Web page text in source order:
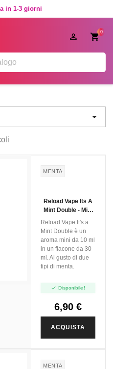
in 1-3 giorni
0


MENTA
Reload Vape Its A
Mint Double - Mini
Shot - 10 Ml
Reload Vape It's a
Mint Double è un
aroma mini da 10 ml
in un flacone da 30
ml. Al gusto di due
tipi di menta.
 Disponibile!
6,90 €
ACQUISTA
MENTA